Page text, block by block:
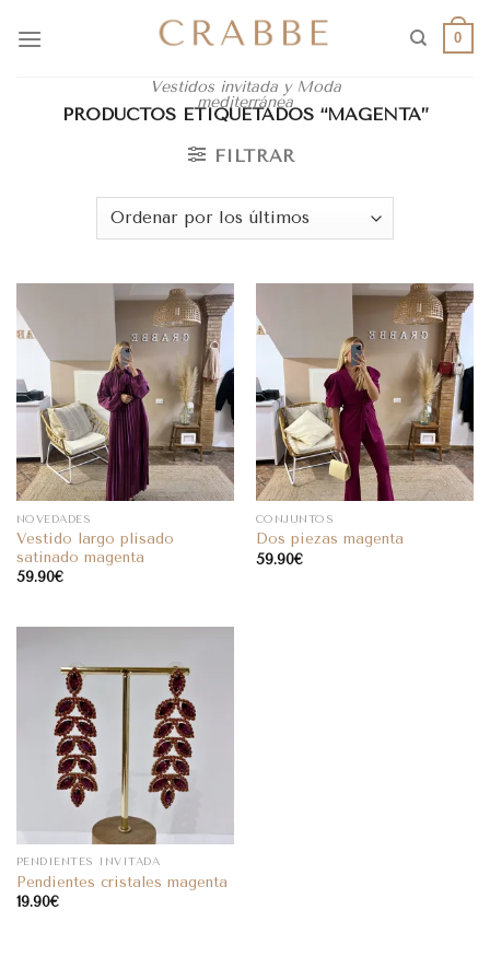
Vestidos invitada y Moda
mediterránea
0
PRODUCTOS ETIQUETADOS “MAGENTA”
FILTRAR
NOVEDADES
Vestido largo plisado
satinado magenta
59.90€
CONJUNTOS
Dos piezas magenta
59.90€
PENDIENTES INVITADA
Pendientes cristales magenta
19.90€